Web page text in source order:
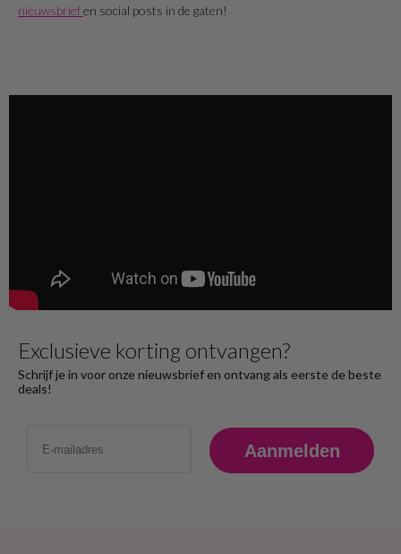
nieuwsbriefen social posts in de gaten!
Exclusieve korting ontvangen?
Schrijf je in voor onze nieuwsbrief en ontvang als eerste de beste
deals!
Aanmelden